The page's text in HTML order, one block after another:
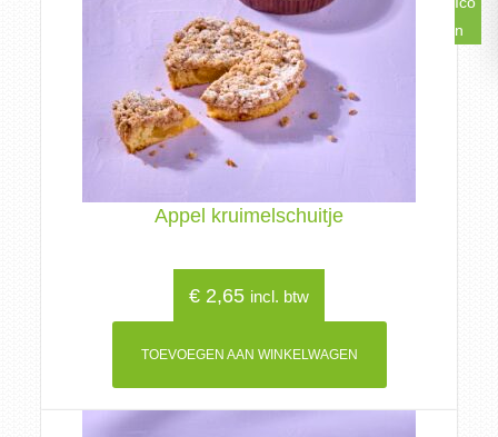
Appel kruimelschuitje
€ 2,65 incl. btw
TOEVOEGEN AAN WINKELWAGEN